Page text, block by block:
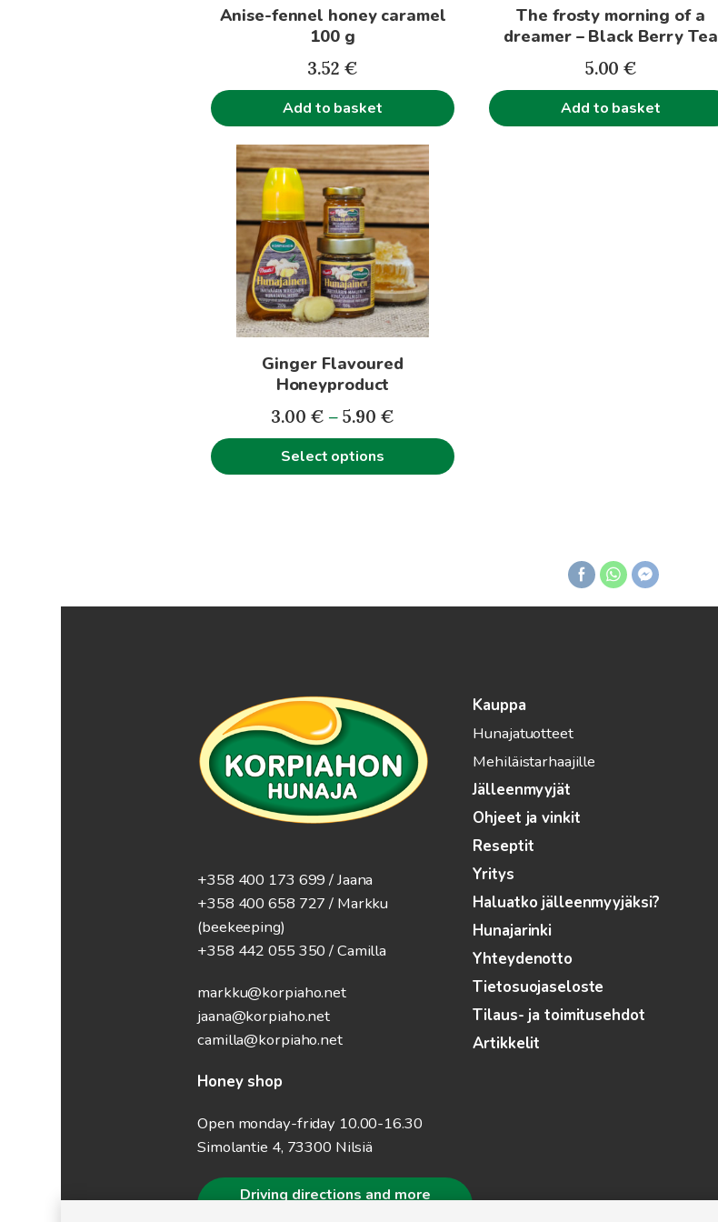
Anise-fennel honey caramel
100 g
3.52 €
Add to basket
The frosty morning of a
dreamer – Black Berry Tea
5.00 €
Add to basket
Ginger Flavoured
Honeyproduct
3.00 € – 5.90 €Price
range:
Select options
This
product
multiple
variants.
options
may
product
page
+358 400 173 699 / Jaana
+358 400 658 727 / Markku
(beekeeping)
+358 442 055 350 / Camilla
markku@korpiaho.net
jaana@korpiaho.net
camilla@korpiaho.net
Honey shop
Open monday-friday 10.00-16.30
Simolantie 4, 73300 Nilsiä
Driving directions and more
Kauppa
Hunajatuotteet
Mehiläistarhaajille
Jälleenmyyjät
Ohjeet ja vinkit
Reseptit
Yritys
Haluatko jälleenmyyjäksi?
Hunajarinki
Yhteydenotto
Tietosuojaseloste
Tilaus- ja toimitusehdot
Artikkelit